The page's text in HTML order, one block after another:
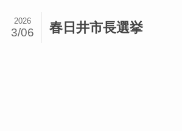
春日井市長選挙
2026
3/06